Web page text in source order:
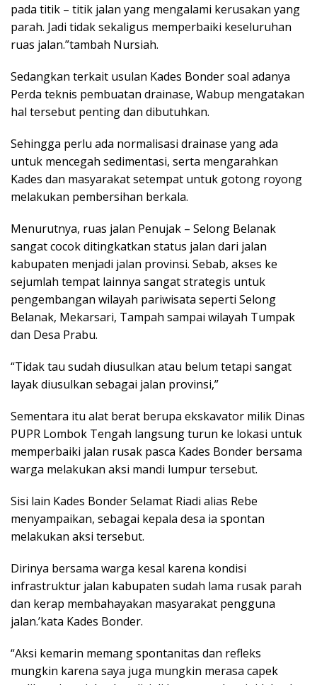
pada titik – titik jalan yang mengalami kerusakan yang
parah. Jadi tidak sekaligus memperbaiki keseluruhan
ruas jalan.”tambah Nursiah.
Sedangkan terkait usulan Kades Bonder soal adanya
Perda teknis pembuatan drainase, Wabup mengatakan
hal tersebut penting dan dibutuhkan.
Sehingga perlu ada normalisasi drainase yang ada
untuk mencegah sedimentasi, serta mengarahkan
Kades dan masyarakat setempat untuk gotong royong
melakukan pembersihan berkala.
Menurutnya, ruas jalan Penujak – Selong Belanak
sangat cocok ditingkatkan status jalan dari jalan
kabupaten menjadi jalan provinsi. Sebab, akses ke
sejumlah tempat lainnya sangat strategis untuk
pengembangan wilayah pariwisata seperti Selong
Belanak, Mekarsari, Tampah sampai wilayah Tumpak
dan Desa Prabu.
“Tidak tau sudah diusulkan atau belum tetapi sangat
layak diusulkan sebagai jalan provinsi,”
Sementara itu alat berat berupa ekskavator milik Dinas
PUPR Lombok Tengah langsung turun ke lokasi untuk
memperbaiki jalan rusak pasca Kades Bonder bersama
warga melakukan aksi mandi lumpur tersebut.
Sisi lain Kades Bonder Selamat Riadi alias Rebe
menyampaikan, sebagai kepala desa ia spontan
melakukan aksi tersebut.
Dirinya bersama warga kesal karena kondisi
infrastruktur jalan kabupaten sudah lama rusak parah
dan kerap membahayakan masyarakat pengguna
jalan.’kata Kades Bonder.
“Aksi kemarin memang spontanitas dan refleks
mungkin karena saya juga mungkin merasa capek